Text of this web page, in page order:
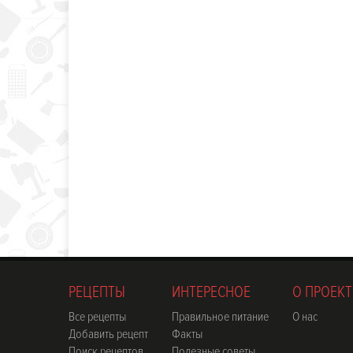
РЕЦЕПТЫ
Все рецепты
Добавить рецепт
ИНТЕРЕСНОЕ
Правильное питание
Факты
О
О нас